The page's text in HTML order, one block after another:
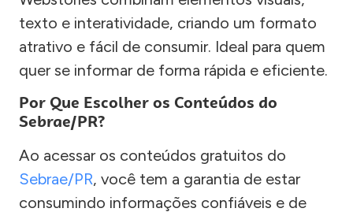
texto e interatividade, criando um formato
atrativo e fácil de consumir. Ideal para quem
quer se informar de forma rápida e eficiente.
Por Que Escolher os Conteúdos do
Sebrae/PR?
Ao acessar os conteúdos gratuitos do
Sebrae/PR, você tem a garantia de estar
consumindo informações confiáveis e de